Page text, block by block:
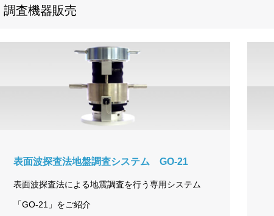
調査機器販売
表面波探査法地盤調査システム GO-21
表面波探査法による地震調査を行う専用システム
「GO-21」をご紹介